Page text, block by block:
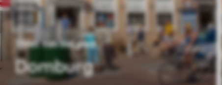
Domburg
186m van het park